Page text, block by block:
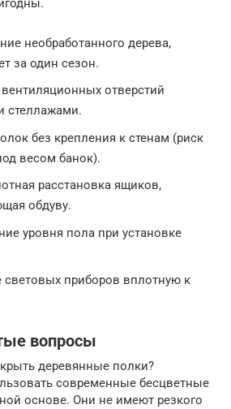
необработанного дерева,
за один сезон.
отверстий
стеллажами.
без крепления к стенам (риск
весом банок).
расстановка ящиков,
обдуву.
уровня пола при установке
приборов вплотную к
вопросы
деревянные полки?
современные бесцветные
основе. Они не имеют резкого